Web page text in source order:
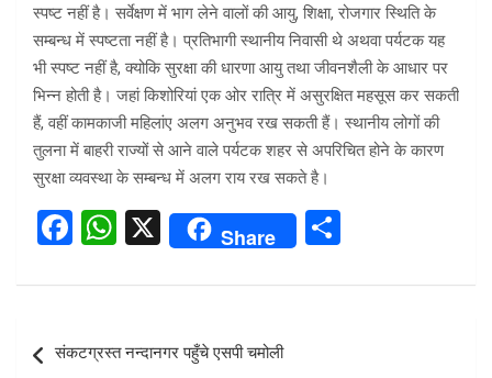
स्पष्ट नहीं है। सर्वेक्षण में भाग लेने वालों की आयु, शिक्षा, रोजगार स्थिति के
सम्बन्ध में स्पष्टता नहीं है। प्रतिभागी स्थानीय निवासी थे अथवा पर्यटक यह
भी स्पष्ट नहीं है, क्योकि सुरक्षा की धारणा आयु तथा जीवनशैली के आधार पर
भिन्न होती है। जहां किशोरियां एक ओर रात्रि में असुरक्षित महसूस कर सकती
हैं, वहीं कामकाजी महिलांए अलग अनुभव रख सकती हैं। स्थानीय लोगों की
तुलना में बाहरी राज्यों से आने वाले पर्यटक शहर से अपरिचित होने के कारण
सुरक्षा व्यवस्था के सम्बन्ध में अलग राय रख सकते है।
F
ce
o
W
at
A
X Share
ar
navigation
संकटग्रस्त नन्दानगर पहुँचे एसपी चमोली